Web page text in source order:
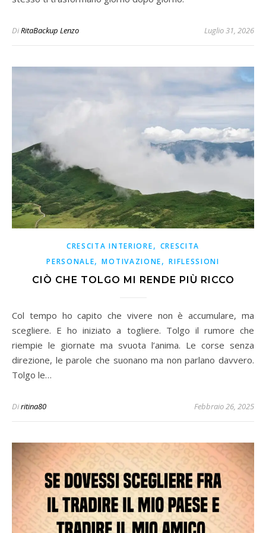
DiRitaBackup Lenzo Luglio 31, 2026
CRESCITA INTERIORE, CRESCITA
PERSONALE,MOTIVAZIONE,RIFLESSIONI
CIÒ CHE TOLGO MI RENDE PIÙ RICCO
Col tempo ho capito che vivere non è accumulare, ma
scegliere. E ho iniziato a togliere. Tolgo il rumore che
riempie le giornate ma svuota l’anima. Le corse senza
direzione, le parole che suonano ma non parlano davvero.
Tolgo le…
Diritina80 Febbraio 26, 2025